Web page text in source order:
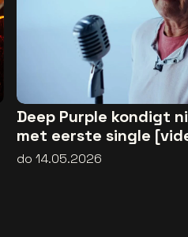
Deep Purple kondigt
met eerste single
do 14.05.2026